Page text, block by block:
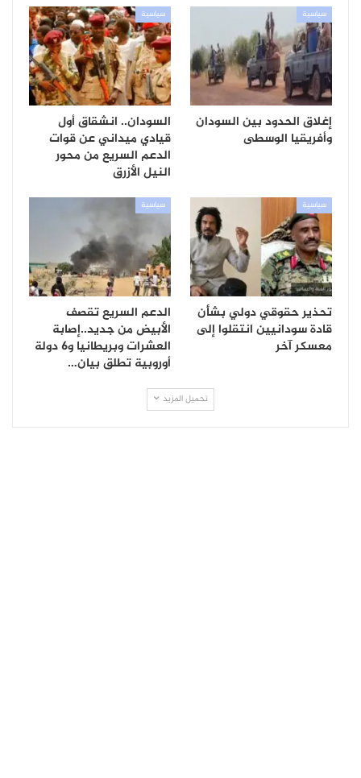
سياسية
إغلاق الحدود بين السودان
وأفريقيا الوسطى
سياسية
السودان.. انشقاق أول
قيادي ميداني عن قوات
الدعم السريع من محور
النيل الأزرق
سياسية
تحذير حقوقي دولي بشأن
قادة سودانيين انتقلوا إلى
معسكر آخر
سياسية
الدعم السريع تقصف
الأبيض من جديد..إصابة
العشرات وبريطانيا و6 دولة
أوروبية تطلق بيان…
تحميل المزيد